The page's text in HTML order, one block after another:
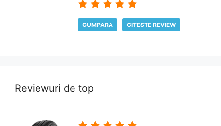
CUMPARA CITESTE REVIEW
Reviewuri de top